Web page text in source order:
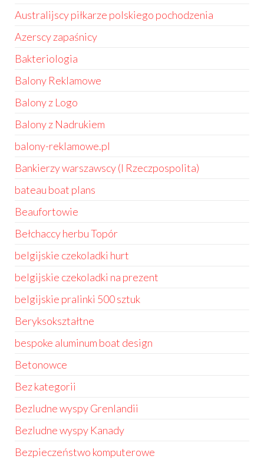
Australijscy piłkarze polskiego pochodzenia
Azerscy zapaśnicy
Bakteriologia
Balony Reklamowe
Balony z Logo
Balony z Nadrukiem
balony-reklamowe.pl
Bankierzy warszawscy (I Rzeczpospolita)
bateau boat plans
Beaufortowie
Bełchaccy herbu Topór
belgijskie czekoladki hurt
belgijskie czekoladki na prezent
belgijskie pralinki 500 sztuk
Beryksokształtne
bespoke aluminum boat design
Betonowce
Bez kategorii
Bezludne wyspy Grenlandii
Bezludne wyspy Kanady
Bezpieczeństwo komputerowe